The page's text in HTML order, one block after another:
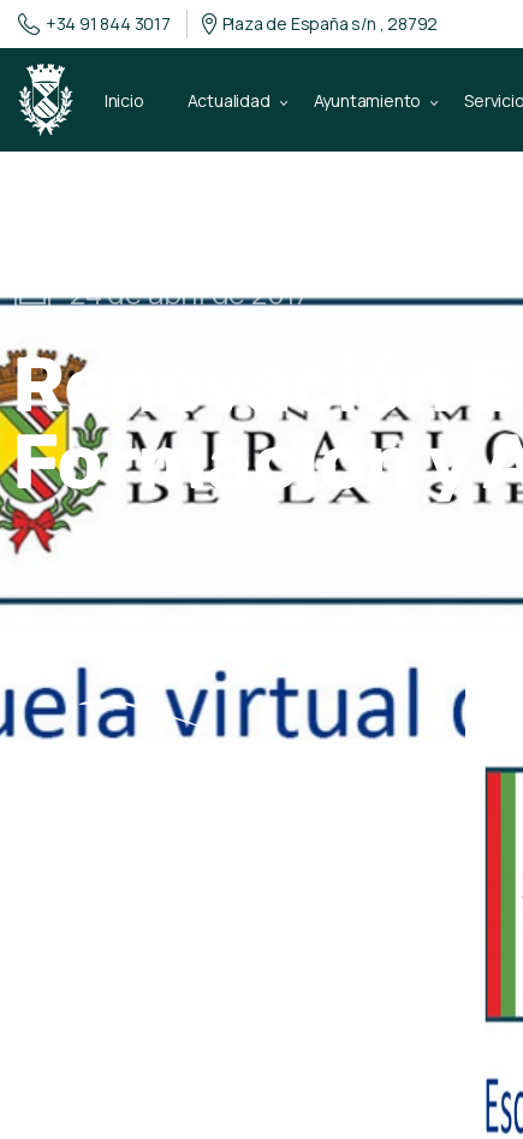
+34 91 844 3017 Plaza de España s/n , 28792
Inicio Actualidad Ayuntamiento
24 de abril de 2017
Renovación
Formación y